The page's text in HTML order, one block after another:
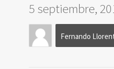
5 septiembre,
Fernando